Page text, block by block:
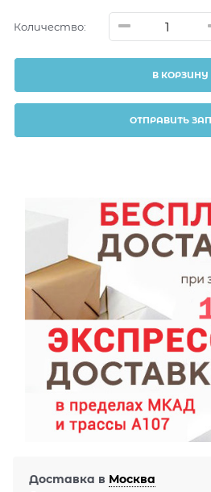
Количество:
В КОРЗИНУ
ОТПРАВИТЬ
Доставка в Москва